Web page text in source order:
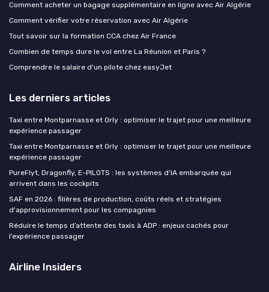
Comment acheter un bagage supplémentaire en ligne avec Air Algérie
Comment vérifier votre réservation avec Air Algérie
Tout savoir sur la formation CCA chez Air France
Combien de temps dure le vol entre La Réunion et Paris ?
Comprendre le salaire d'un pilote chez easyJet
Les derniers articles
Taxi entre Montparnasse et Orly : optimiser le trajet pour une meilleure
expérience passager
Taxi entre Montparnasse et Orly : optimiser le trajet pour une meilleure
expérience passager
PureFlyt, Dragonfly, E-PILOTS : les systèmes d'IA embarquée qui
arrivent dans les cockpits
SAF en 2026 : filières de production, coûts réels et stratégies
d'approvisionnement pour les compagnies
Réduire le temps d’attente des taxis à ADP : enjeux cachés pour
l’expérience passager
Airline Insiders